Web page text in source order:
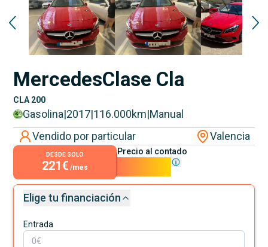
MercedesClase Cla
CLA 200
Gasolina|2017|116.000km|Manual
Vendido por particular
Valencia
DESDE SOLO
221€ /mes
Precio al contado
Elige tu financiación
Entrada